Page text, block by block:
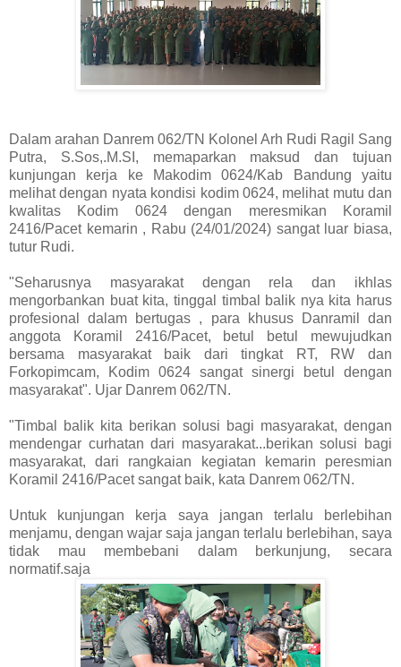
Dalam arahan Danrem 062/TN Kolonel Arh Rudi Ragil Sang
Putra, S.Sos,.M.SI, memaparkan maksud dan tujuan
kunjungan kerja ke Makodim 0624/Kab Bandung yaitu
melihat dengan nyata kondisi kodim 0624, melihat mutu dan
kwalitas Kodim 0624 dengan meresmikan Koramil
2416/Pacet kemarin , Rabu (24/01/2024) sangat luar biasa,
tutur Rudi.
"Seharusnya masyarakat dengan rela dan ikhlas
mengorbankan buat kita, tinggal timbal balik nya kita harus
profesional dalam bertugas , para khusus Danramil dan
anggota Koramil 2416/Pacet, betul betul mewujudkan
bersama masyarakat baik dari tingkat RT, RW dan
Forkopimcam, Kodim 0624 sangat sinergi betul dengan
masyarakat". Ujar Danrem 062/TN.
"Timbal balik kita berikan solusi bagi masyarakat, dengan
mendengar curhatan dari masyarakat...berikan solusi bagi
masyarakat, dari rangkaian kegiatan kemarin peresmian
Koramil 2416/Pacet sangat baik, kata Danrem 062/TN.
Untuk kunjungan kerja saya jangan terlalu berlebihan
menjamu, dengan wajar saja jangan terlalu berlebihan, saya
tidak mau membebani dalam berkunjung, secara
normatif.saja